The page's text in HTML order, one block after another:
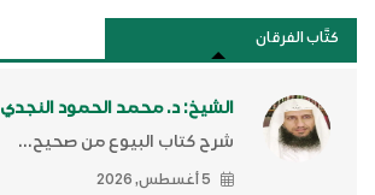
كتَّاب الفرقان
الشيخ: د. محمد الحمود النجدي
شرح كتاب البيوع من صحيح...
5 أغسطس, 2026